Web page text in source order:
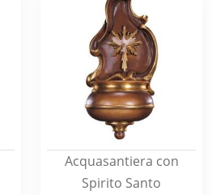
Acquasantiera con
Spirito Santo